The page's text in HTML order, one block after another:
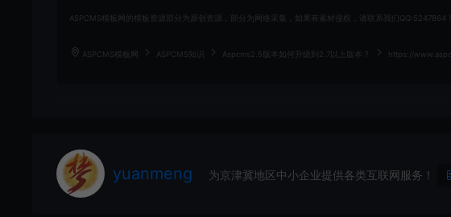
ASPCMS模板网的模板资源部分为原创资源，部分为网络采集，如果有素材侵权，请联系我们QQ:5247864
ASPCMS模板网 ASPCMS知识 Aspcms2.5版本如何升级到2.7以上版本？ https://
yuanmeng 为京津冀地区中小企业提供各类互联网服务！